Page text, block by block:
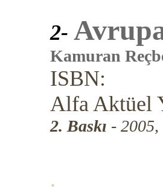
2-
Kamuran
ISBN:
Alfa Aktüel
2. Baskı - 2005,
.